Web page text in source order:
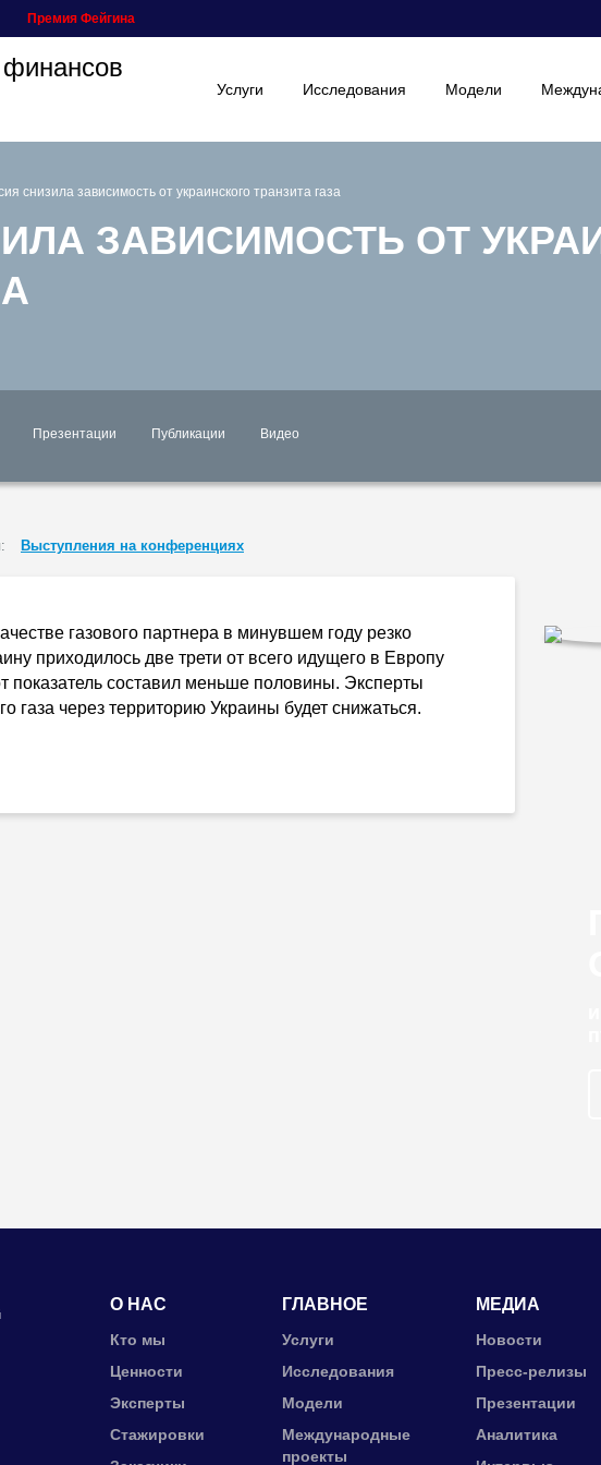
Премия Фейгина
Услуги Исследования Модели
снизила зависимость от украинского транзита газа
ЗАВИСИМОСТЬ ОТ
Презентации Публикации Видео
Выступления на конференциях
газового партнера в минувшем году резко
приходилось две трети от всего идущего в Европу
показатель составил меньше половины. Эксперты
газа через территорию Украины будет снижаться.
О НАС
Кто мы
Ценности
Эксперты
Стажировки
ГЛАВНОЕ
Услуги
Исследования
Модели
Международные
проекты
МЕДИА
Новости
Пресс-релизы
Презентации
Аналитика